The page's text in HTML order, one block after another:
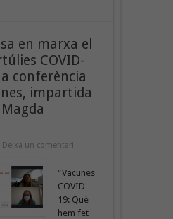
en marxa el
COVID-
conferència
impartida
Deixa un comentari
“Vacunes
COVID-
19: Què
hem fet